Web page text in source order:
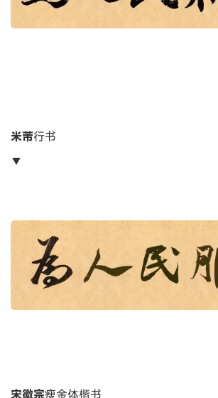
米芾行书
▼
宋徽宗瘦金体楷书